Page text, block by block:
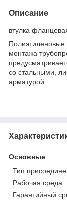
Описание
втулка
монтажа
со стальными,
арматурой
Основные
Тип
Рабочая среда
Гарантийный